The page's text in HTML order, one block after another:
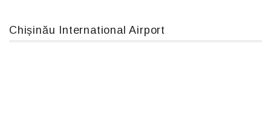
Chișinău International Airport